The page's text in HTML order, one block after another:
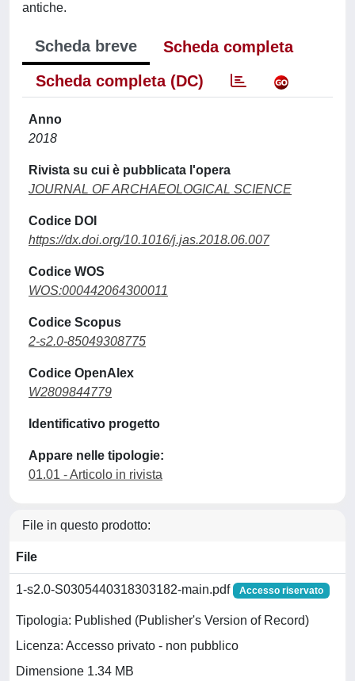
antiche.
Scheda breve
Scheda completa
Scheda completa (DC)
Anno
2018
Rivista su cui è pubblicata l'opera
JOURNAL OF ARCHAEOLOGICAL SCIENCE
Codice DOI
https://dx.doi.org/10.1016/j.jas.2018.06.007
Codice WOS
WOS:000442064300011
Codice Scopus
2-s2.0-85049308775
Codice OpenAlex
W2809844779
Identificativo progetto
Appare nelle tipologie:
01.01 - Articolo in rivista
File in questo prodotto:
File
1-s2.0-S0305440318303182-main.pdf Accesso riservato
Tipologia: Published (Publisher's Version of Record)
Licenza: Accesso privato - non pubblico
Dimensione 1.34 MB